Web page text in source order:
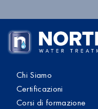
Chi Siamo
Certificazioni
Corsi di formazione